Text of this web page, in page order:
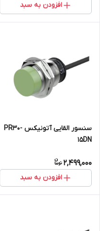
افزودن به سبد
سنسور القایی آتونیکس PR30-
15DN
2,499,000
افزودن به سبد